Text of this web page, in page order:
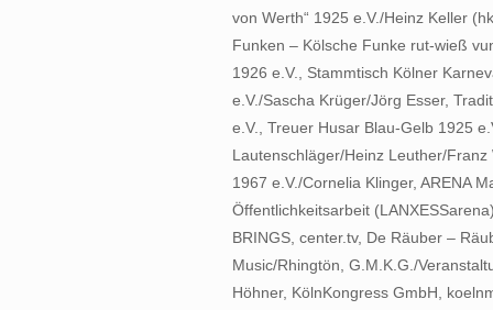
von Werth“ 1925 e.V./Heinz Keller
Funken – Kölsche Funke rut-wieß
1926 e.V., Stammtisch Kölner
e.V./Sascha Krüger/Jörg Esser,
e.V., Treuer Husar Blau-Gelb 1925
Lautenschläger/Heinz Leuther/
1967 e.V./Cornelia Klinger, ARENA
Öffentlichkeitsarbeit
BRINGS, center.tv, De Räuber –
Music/Rhingtön, G.M.K.G./
Höhner, KölnKongress GmbH,